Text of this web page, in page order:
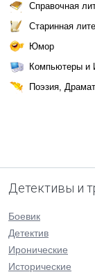
Справочная
Старинная
Юмор
Компьютеры и
Поэзия,
Детективы и
Боевик
Детектив
Иронические
Исторические